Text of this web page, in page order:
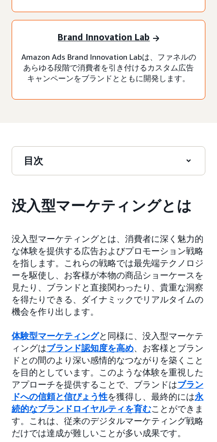
Brand Innovation Lab
Amazon Ads Brand Innovation Labは、ファネルの
あらゆる段階で消費者を引き付けるカスタム広告
キャンペーンをブランドとともに開発します。
目次
没入型マーケティングとは
没入型マーケティングとは、消費者に深く魅力的
な体験を提供する広告およびプロモーション戦略
を指します。これらの戦略では最先端テクノロジ
ーを駆使し、お客様が本物の商品ショーケースを
見たり、ブランドと直接関わったり、貴重な洞察
を得たりできる、ダイナミックでリアルタイムの
機会を作り出します。
体験型マーケティングと同様に、没入型マーケテ
ィングはブランド認知度を高め、お客様とブラン
ドとの間のより深い感情的なつながりを築くこと
を目的としています。このような体験を重視した
アプローチを提供することで、ブランドはブラン
ドへの信頼と信ぴょう性を獲得し、最終的には永
続的なブランドロイヤルティを育むことができま
す。これは、従来のデジタルマーケティング戦略
だけでは達成が難しいことが多い成果です。